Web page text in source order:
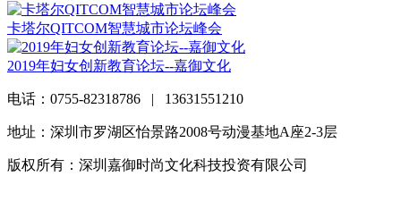
卡塔尔QITCOM智慧城市论坛峰会
2019年妇女创新教育论坛--嘉御文化
电话：0755-82318786 | 13631551210
地址：深圳市罗湖区怡景路2008号动漫基地A座2-3层
版权所有：深圳嘉御时尚文化科技投资有限公司